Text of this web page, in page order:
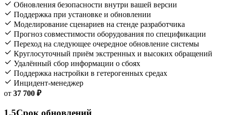
Обновления безопасности внутри вашей версии
Поддержка при установке и обновлении
Моделирование сценариев на стенде разработчика
Прогноз совместимости оборудования по спецификации
Переход на следующее очередное обновление системы
Круглосуточный приём экстренных и высоких обращений
Удалённый сбор информации о сбоях
Поддержка настройки в гетерогенных средах
Инцидент-менеджер
от 37 700 ₽
1.5Срок обновлений